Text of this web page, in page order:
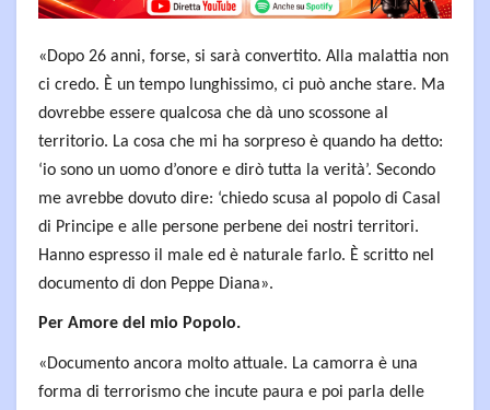
«Dopo 26 anni, forse, si sarà convertito. Alla malattia non
ci credo. È un tempo lunghissimo, ci può anche stare. Ma
dovrebbe essere qualcosa che dà uno scossone al
territorio. La cosa che mi ha sorpreso è quando ha detto:
‘io sono un uomo d’onore e dirò tutta la verità’. Secondo
me avrebbe dovuto dire: ‘chiedo scusa al popolo di Casal
di Principe e alle persone perbene dei nostri territori.
Hanno espresso il male ed è naturale farlo. È scritto nel
documento di don Peppe Diana».
Per Amore del mio Popolo.
«Documento ancora molto attuale. La camorra è una
forma di terrorismo che incute paura e poi parla delle